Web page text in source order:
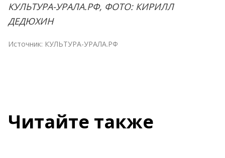
КУЛЬТУРА-УРАЛА.РФ, ФОТО: КИРИЛЛ
ДЕДЮХИН
Источник: КУЛЬТУРА-УРАЛА.РФ
Читайте также